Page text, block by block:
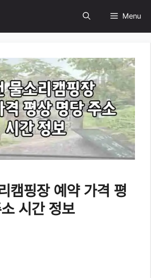
Menu
캠핑장 예약 가격 평
시간 정보